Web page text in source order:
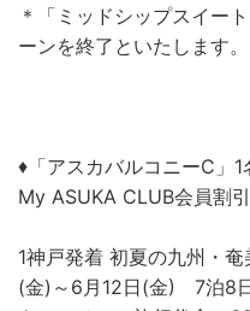
＊「ミッドシップスイー
ーンを終了といたします。
♦「アスカバルコニーC」
My ASUKA CLUB会員割
1神戸発着 初夏の九州・
(金)～6月12日(金) 7泊8